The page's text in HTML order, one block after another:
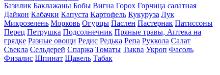
Базилик Баклажаны Бобы Вигна Горох Горчица салатная
Дайкон Кабачки Капуста Картофель Кукуруза Лук
Микрозелень Морковь Огурцы Паслен Пастернак Патиссоны
Перец Петрушка Подсолнечник Пряные травы, Аптека на
грядке Разные овощи Редис Редька Репа Руккола Салат
Свекла Сельдерей Спаржа Томаты Тыква Укроп Фасоль
Физалис Шпинат Щавель Табак